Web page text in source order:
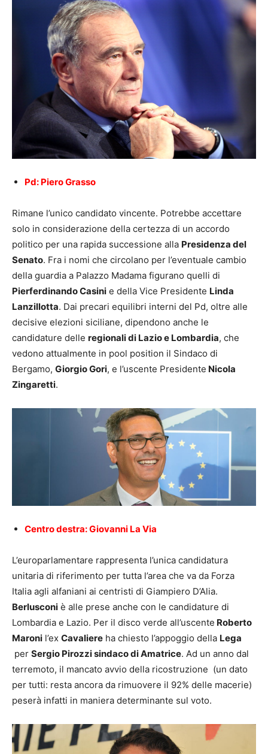
Pd: Piero Grasso
Rimane l’unico candidato vincente. Potrebbe accettare
solo in considerazione della certezza di un accordo
politico per una rapida successione alla Presidenza del
Senato. Fra i nomi che circolano per l’eventuale cambio
della guardia a Palazzo Madama figurano quelli di
Pierferdinando Casini e della Vice Presidente Linda
Lanzillotta. Dai precari equilibri interni del Pd, oltre alle
decisive elezioni siciliane, dipendono anche le
candidature delle regionali di Lazio e Lombardia, che
vedono attualmente in pool position il Sindaco di
Bergamo, Giorgio Gori, e l’uscente Presidente Nicola
Zingaretti.
Centro destra: Giovanni La Via
L’europarlamentare rappresenta l’unica candidatura
unitaria di riferimento per tutta l’area che va da Forza
Italia agli alfaniani ai centristi di Giampiero D’Alia.
Berlusconi è alle prese anche con le candidature di
Lombardia e Lazio. Per il disco verde all’uscente Roberto
Maroni l’ex Cavaliere ha chiesto l’appoggio della Lega
per Sergio Pirozzi sindaco di Amatrice. Ad un anno dal
terremoto, il mancato avvio della ricostruzione (un dato
per tutti: resta ancora da rimuovere il 92% delle macerie)
peserà infatti in maniera determinante sul voto.